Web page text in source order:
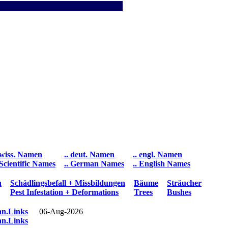
Namen
Names
.. deut. Namen
.. German Names
.. engl. Namen
.. English Names
Schädlingsbefall + Missbildungen
Pest Infestation + Deformations
Bäume
Trees
Sträucher
Bushes
06-Aug-2026